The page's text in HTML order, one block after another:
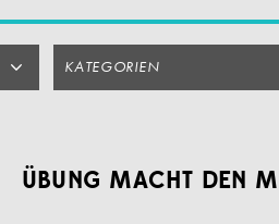
KATEGORIEN
ÜBUNG MACHT DEN